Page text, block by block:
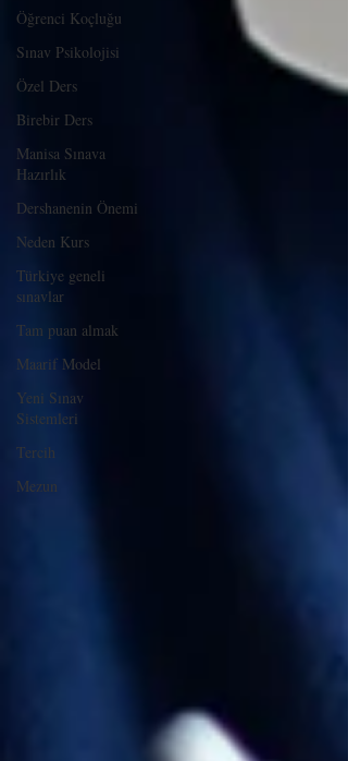
Öğrenci Koçluğu
Sınav Psikolojisi
Özel Ders
Birebir Ders
Manisa Sınava
Hazırlık
Dershanenin Önemi
Neden Kurs
Türkiye geneli
sınavlar
Tam puan almak
Maarif Model
Yeni Sınav
Sistemleri
Tercih
Mezun